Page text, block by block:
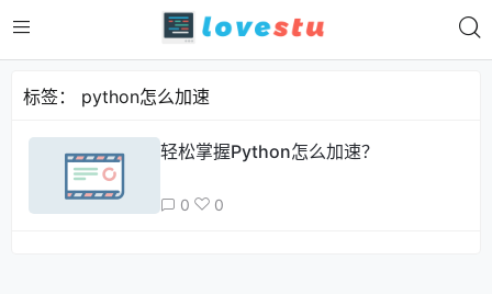
标签： python怎么加速
轻松掌握Python怎么加速？
0 0